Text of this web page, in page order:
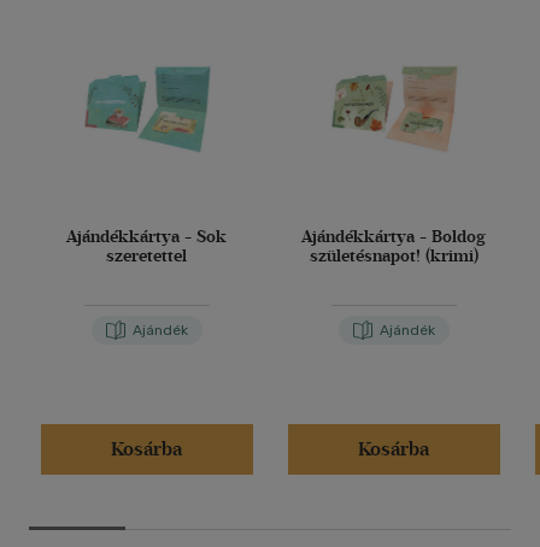
Ajándékkártya - Sok
szeretettel
Ajándék
Kosárba
Ajándékkártya - Boldog
születésnapot! (krimi)
Ajándék
Kosárba